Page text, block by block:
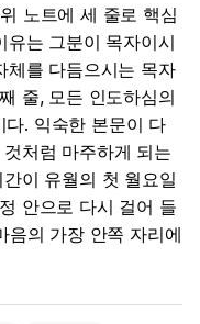
노트에 세 줄로 핵심
유는 그분이 목자이시
체를 다듬으시는 목자
줄, 모든 인도하심의
. 익숙한 본문이 다
처럼 마주하게 되는
이 유월의 첫 월요일
안으로 다시 걸어 들
음의 가장 안쪽 자리에